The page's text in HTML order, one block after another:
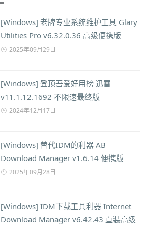
[Windows] 老牌专业系统维护工具 Glary
Utilities Pro v6.32.0.36 高级便携版
2025年09月29日
[Windows] 登顶吾爱好用榜 迅雷
v11.1.12.1692 不限速最终版
2024年12月17日
[Windows] 替代IDM的利器 AB
Download Manager v1.6.14 便携版
2025年09月28日
[Windows] IDM下载工具利器 Internet
Download Manager v6.42.43 直装高级